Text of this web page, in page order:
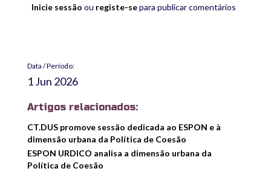
Inicie sessão ou registe-separa publicar comentários
Data / Período:
1 Jun 2026
Artigos relacionados:
CT.DUS promove sessão dedicada ao ESPON e à
dimensão urbana da Política de Coesão
ESPON URDICO analisa a dimensão urbana da
Política de Coesão